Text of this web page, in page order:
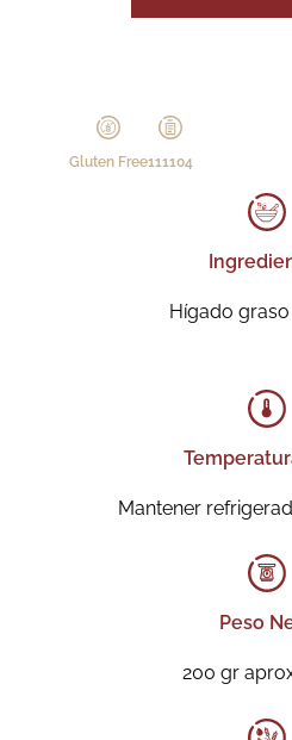
Gluten Free111104
Hígado
Mantener
Peso
200 gr